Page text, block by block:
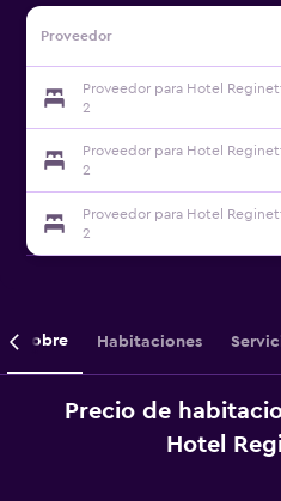
Proveedor
Proveedor para Hotel
2
Proveedor para Hotel
2
Proveedor para Hotel
2
Sobre Habitaciones
Precio de
Hotel